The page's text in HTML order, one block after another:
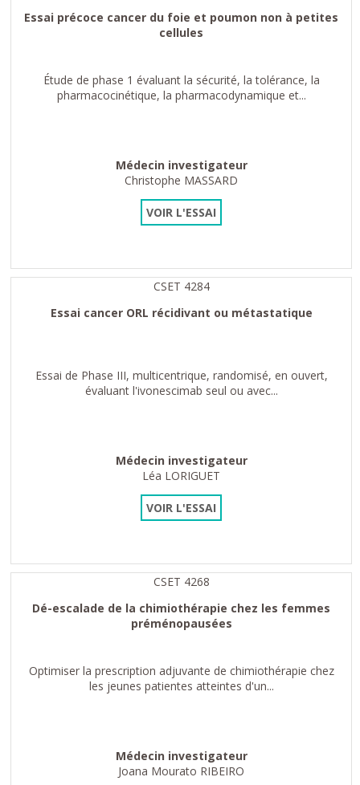
Essai précoce cancer du foie et poumon non à petites
cellules
Étude de phase 1 évaluant la sécurité, la tolérance, la
pharmacocinétique, la pharmacodynamique et...
Médecin investigateur
Christophe MASSARD
VOIR L'ESSAI
CSET 4284
Essai cancer ORL récidivant ou métastatique
Essai de Phase III, multicentrique, randomisé, en ouvert,
évaluant l'ivonescimab seul ou avec...
Médecin investigateur
Léa LORIGUET
VOIR L'ESSAI
CSET 4268
Dé-escalade de la chimiothérapie chez les femmes
préménopausées
Optimiser la prescription adjuvante de chimiothérapie chez
les jeunes patientes atteintes d'un...
Médecin investigateur
Joana Mourato RIBEIRO